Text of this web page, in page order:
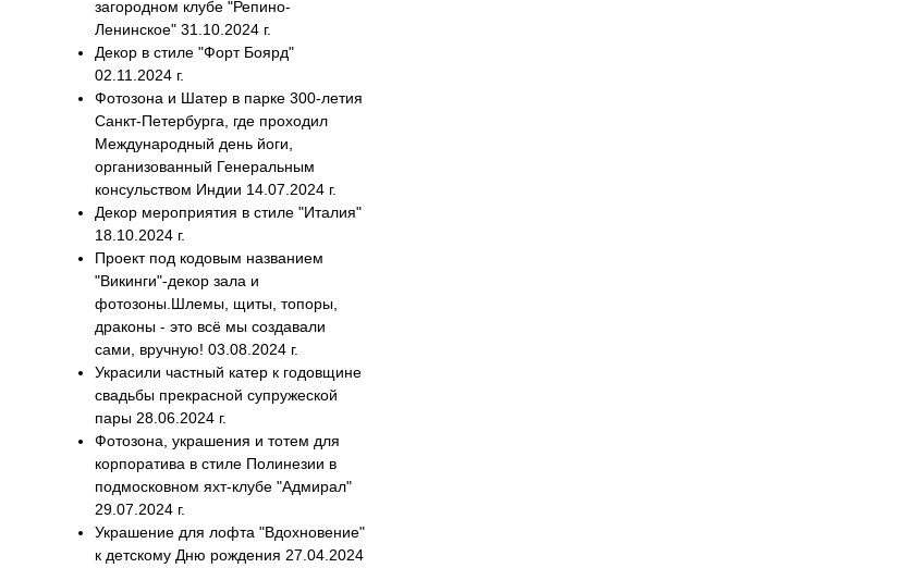
загородном клубе "Репино-
Ленинское" 31.10.2024 г.
Декор в стиле "Форт Боярд"
02.11.2024 г.
Фотозона и Шатер в парке 300-летия
Санкт-Петербурга, где проходил
Международный день йоги,
организованный Генеральным
консульством Индии 14.07.2024 г.
Декор мероприятия в стиле "Италия"
18.10.2024 г.
Проект под кодовым названием
"Викинги"-декор зала и
фотозоны.Шлемы, щиты, топоры,
драконы - это всё мы создавали
сами, вручную! 03.08.2024 г.
Украсили частный катер к годовщине
свадьбы прекрасной супружеской
пары 28.06.2024 г.
Фотозона, украшения и тотем для
корпоратива в стиле Полинезии в
подмосковном яхт-клубе "Адмирал"
29.07.2024 г.
Украшение для лофта "Вдохновение"
к детскому Дню рождения 27.04.2024